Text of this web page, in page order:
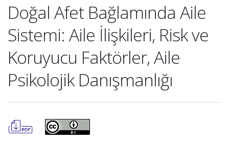
Doğal Afet Bağlamında Aile
Sistemi: Aile İlişkileri, Risk ve
Koruyucu Faktörler, Aile
Psikolojik Danışmanlığı